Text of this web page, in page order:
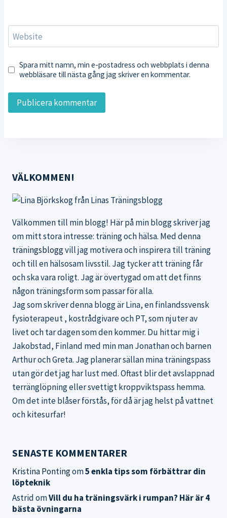
Website
Spara mitt namn, min e-postadress och webbplats i denna
webbläsare till nästa gång jag skriver en kommentar.
VÄLKOMMEN!
Välkommen till min blogg! Här på min blogg skriver jag
om mitt stora intresse: träning och hälsa. Med denna
träningsbloggvill jag motivera och inspirera till träning
och till en hälsosam livsstil. Jag tycker att träning får
och ska vara roligt. Jag är övertygad om att det finns
någon träningsform som passar för alla.
Jag som skriver denna blogg är Lina, en finlandssvensk
fysioterapeut , kostrådgivare och PT, som njuter av
livet och tar dagen som den kommer. Du hittar mig i
Jakobstad, Finland med min man Jonathan och barnen
Arthur och Greta. Jag planerar sällan mina träningspass
utan gör det jag har lust med. Oftast blir det avslappnad
terränglöpning eller svettigt kroppviktspass hemma.
Om det inte blåser förstås, för då är jag helst på vattnet
och kitesurfar!
SENASTE KOMMENTARER
Kristina Pontingom5 enkla tips som förbättrar din
löpteknik
AstridomVill du ha träningsvärk i rumpan? Här är 4
bästa övningarna